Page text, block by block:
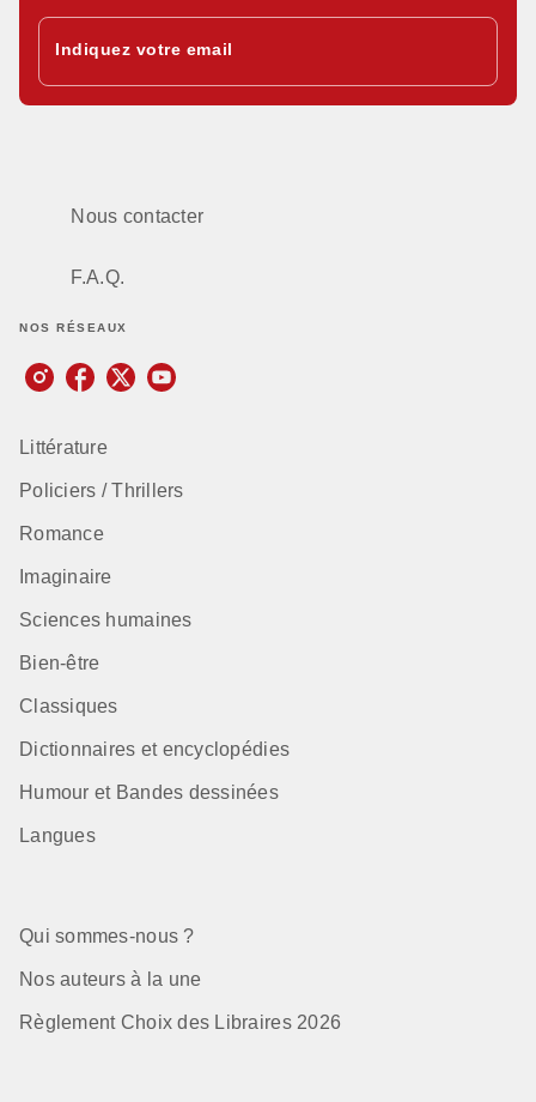
Indiquez votre email
Nous contacter
F.A.Q.
NOS RÉSEAUX
Littérature
Policiers / Thrillers
Romance
Imaginaire
Sciences humaines
Bien-être
Classiques
Dictionnaires et encyclopédies
Humour et Bandes dessinées
Langues
Qui sommes-nous ?
Nos auteurs à la une
Règlement Choix des Libraires 2026